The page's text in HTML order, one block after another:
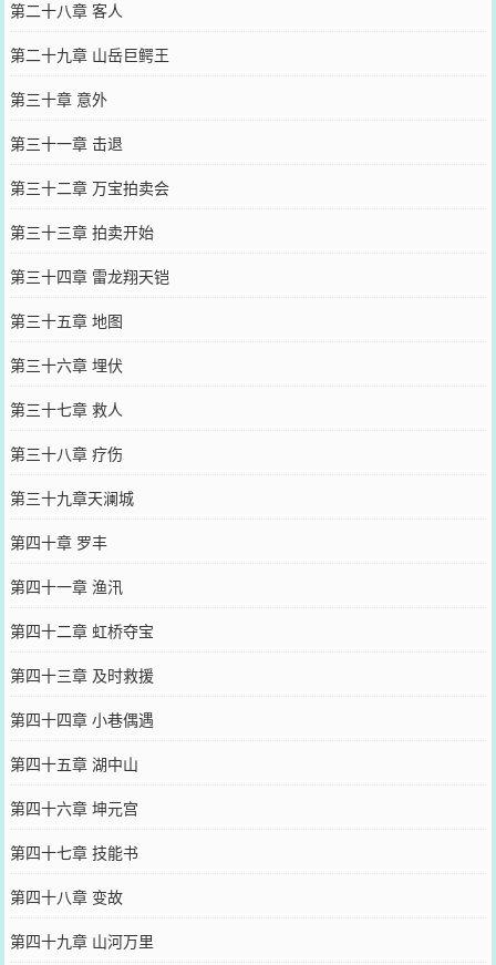
第二十八章 客人
第二十九章 山岳巨鳄王
第三十章 意外
第三十一章 击退
第三十二章 万宝拍卖会
第三十三章 拍卖开始
第三十四章 雷龙翔天铠
第三十五章 地图
第三十六章 埋伏
第三十七章 救人
第三十八章 疗伤
第三十九章天澜城
第四十章 罗丰
第四十一章 渔汛
第四十二章 虹桥夺宝
第四十三章 及时救援
第四十四章 小巷偶遇
第四十五章 湖中山
第四十六章 坤元宫
第四十七章 技能书
第四十八章 变故
第四十九章 山河万里